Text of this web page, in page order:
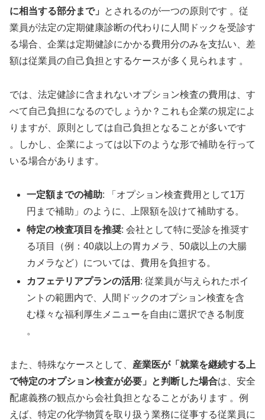
に相当する部分まで」
とされるのが一つの原則です 。従
業員が法定の定期健康診断の代わりに人間ドックを受診す
る場合、企業は定期健診にかかる費用分のみを支払い、差
額は従業員の自己負担とするケースが多く見られます 。
では、法定健診に含まれないオプション検査の費用は、す
べて自己負担になるのでしょうか？これも企業の規定によ
りますが、原則としては自己負担となることが多いです
。しかし、企業によっては以下のような形で補助を行って
いる場合があります。
一定額までの補助: 「オプション検査費用として1万
円まで補助」のように、上限額を設けて補助する。
特定の検査項目を推奨: 会社として特に受診を推奨す
る項目（例：40歳以上の胃カメラ、50歳以上の大腸
カメラなど）については、費用を負担する。
カフェテリアプランの活用 : 従業員が与えられたポイ
ントの範囲内で、人間ドックのオプション検査を含
む様々な福利厚生メニューを自由に選択できる制度
。
また、特殊なケースとして、 産業医が「就業を継続する上
で特定のオプション検査が必要」と判断した場合は、安全
配慮義務の観点から会社負担となることがあります 。例
えば、特定の化学物質を取り扱う業務に従事する従業員に